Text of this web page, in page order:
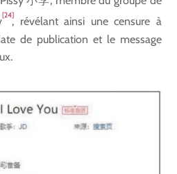
[24], révélant ainsi une censure à
de publication et le message